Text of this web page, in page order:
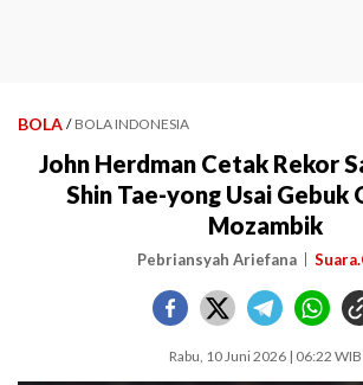
BOLA / BOLA INDONESIA
John Herdman Cetak Rekor
Shin Tae-yong Usai Gebuk
Mozambik
Pebriansyah Ariefana
Rabu, 10 Juni 2026 | 06:22 WIB